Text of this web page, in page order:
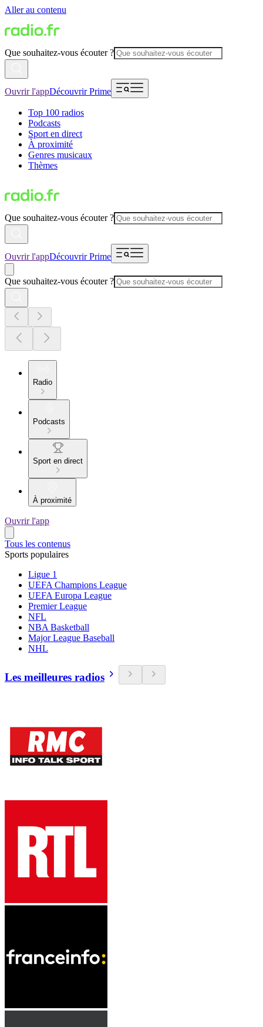
Aller au contenu
Que souhaitez-vous écouter ?
Ouvrir l'appDécouvrir Prime
Top 100 radios
Podcasts
Sport en direct
À proximité
Genres musicaux
Thèmes
Que souhaitez-vous écouter ?
Ouvrir l'appDécouvrir Prime
Que souhaitez-vous écouter ?
Radio
Podcasts
Sport en direct
À proximité
Ouvrir l'app
Tous les contenus
Sports populaires
Ligue 1
UEFA Champions League
UEFA Europa League
Premier League
NFL
NBA Basketball
Major League Baseball
NHL
Les meilleures radios